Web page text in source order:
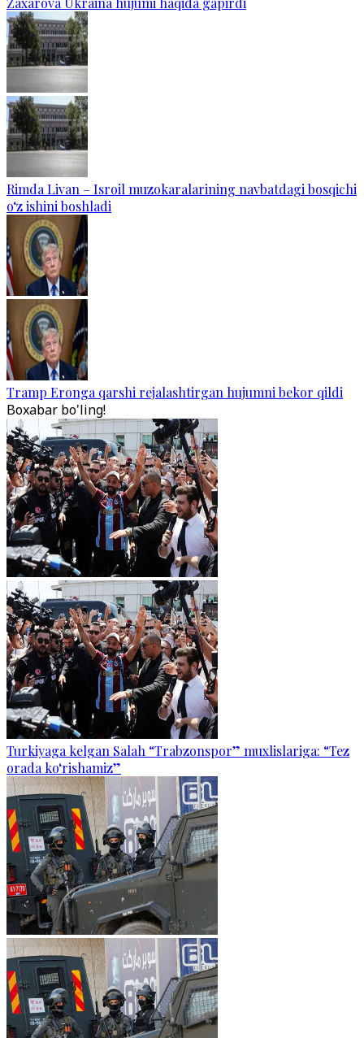
Rimda Livan – Isroil muzokaralarining navbatdagi bosqichi
o‘z ishini boshladi
Tramp Eronga qarshi rejalashtirgan hujumni bekor qildi
Boxabar bo'ling!
Turkiyaga kelgan Salah “Trabzonspor” muxlislariga: “Tez
orada ko‘rishamiz”